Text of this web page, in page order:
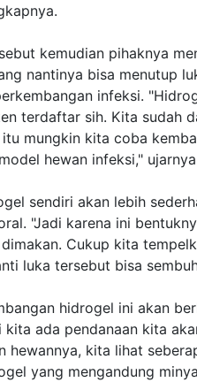
kemudian pihaknya
nantinya bisa menutup
infeksi.
terdaftar sih. Kita sudah
mungkin kita coba
hewan infeksi,"
sendiri akan lebih
"Jadi karena ini
Cukup kita
luka tersebut bisa
hidrogel ini akan
ada pendanaan kita
hewannya, kita lihat
yang mengandung